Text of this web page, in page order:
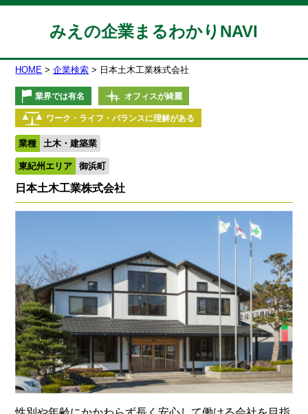
みえの企業まるわかりNAVI
HOME 企業検索 日本土木工業株式会社
業界では有名 オフィスが綺麗
ワーク・ライフ・バランスに理解がある
業種 土木・建築業
東紀州エリア 御浜町
日本土木工業株式会社